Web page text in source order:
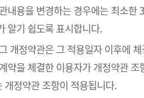
내용을 변경하는 경우에는 최소
알기 쉽도록 표시합니다.
개정약관은 그 적용일자 이후에
약을 체결한 이용자가 개정약관
개정약관 조항이 적용됩니다.